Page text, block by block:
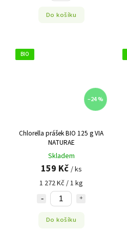
Do košíku
BIO
–24 %
Chlorella prášek BIO 125 g VIA
NATURAE
Skladem
159 Kč / ks
1 272 Kč / 1 kg
Do košíku